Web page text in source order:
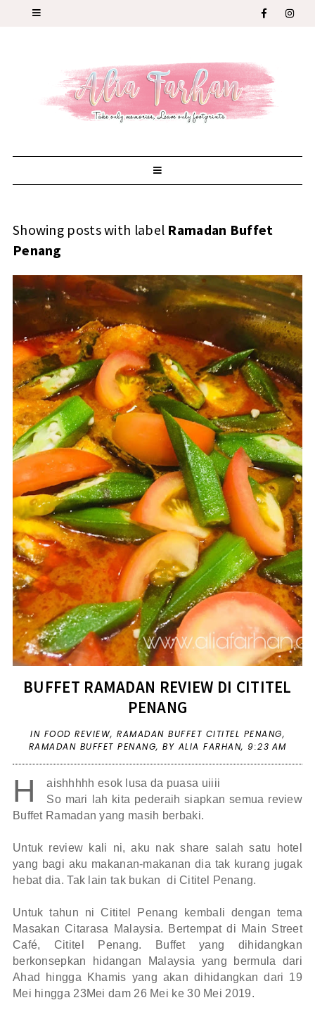
Showing posts with label Ramadan Buffet
Penang
BUFFET RAMADAN REVIEW DI CITITEL
PENANG
IN FOOD REVIEW, RAMADAN BUFFET CITITEL PENANG,
RAMADAN BUFFET PENANG, BY ALIA FARHAN, 9:23 AM
H
aishhhhh esok lusa da puasa uiiii
So mari lah kita pederaih siapkan semua review
Buffet Ramadan yang masih berbaki.
Untuk review kali ni, aku nak share salah satu hotel
yang bagi aku makanan-makanan dia tak kurang jugak
hebat dia. Tak lain tak bukan di Cititel Penang.
Untuk tahun ni Cititel Penang kembali dengan tema
Masakan Citarasa Malaysia. Bertempat di Main Street
Café, Cititel Penang. Buffet yang dihidangkan
berkonsepkan hidangan Malaysia yang bermula dari
Ahad hingga Khamis yang akan dihidangkan dari 19
Mei hingga 23Mei dam 26 Mei ke 30 Mei 2019.